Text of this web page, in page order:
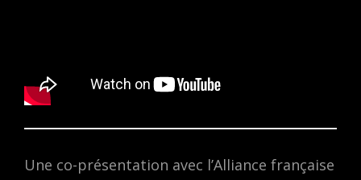
Une co-présentation avec l’Alliance française